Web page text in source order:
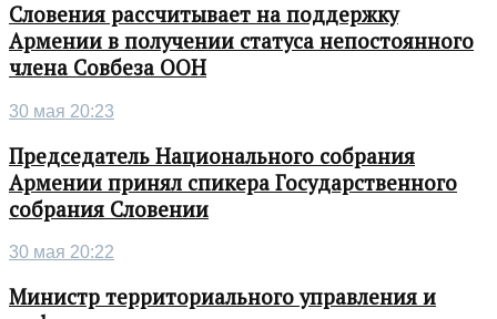
Словения рассчитывает на поддержку
Армении в получении статуса непостоянного
члена Совбеза ООН
30 мая 20:23
Председатель Национального собрания
Армении принял спикера Государственного
собрания Словении
30 мая 20:22
Министр территориального управления и